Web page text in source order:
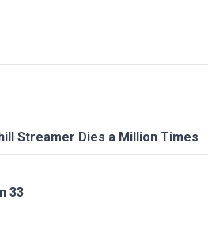
Streamer Dies a Million Times
33